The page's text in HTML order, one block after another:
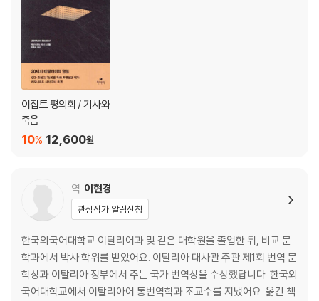
이집트 평의회 / 기사와
죽음
12,600원
10%
역 이현경
관심작가 알림신청
한국외국어대학교 이탈리어과 및 같은 대학원을 졸업한 뒤, 비교 문
학과에서 박사 학위를 받았어요. 이탈리아 대사관 주관 제1회 번역 문
학상과 이탈리아 정부에서 주는 국가 번역상을 수상했답니다. 한국외
국어대학교에서 이탈리아어 통번역학과 조교수를 지냈어요. 옮긴 책